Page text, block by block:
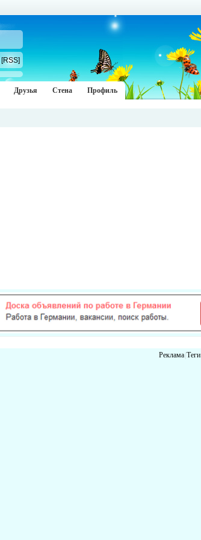
[RSS]
Друзья Стена Профиль
Реклама|Теги